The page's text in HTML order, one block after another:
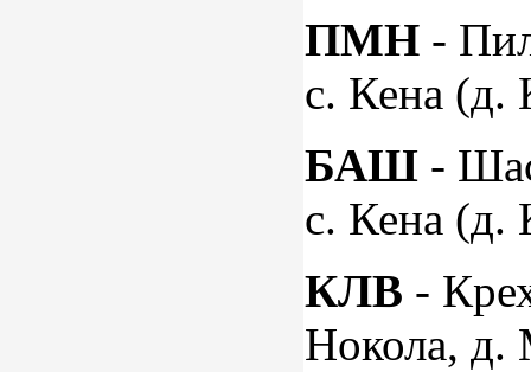
ПМН -
с. Кена (д.
БАШ -
с. Кена (д.
КЛВ -
Нокола, д.